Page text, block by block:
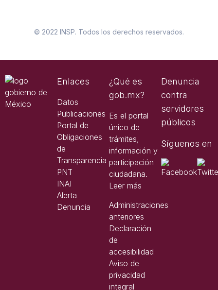
© 2022 INSP. Todos los derechos reservados.
Enlaces
Datos
Publicaciones
Portal de
Obligaciones
de
Transparencia
PNT
INAI
Alerta
Denuncia
¿Qué es
gob.mx?
Es el portal
único de
trámites,
información y
participación
ciudadana.
Leer más
Administraciones
anteriores
Declaración
de
accesibilidad
Aviso de
privacidad
integral
Denuncia
contra
servidores
públicos
Síguenos en